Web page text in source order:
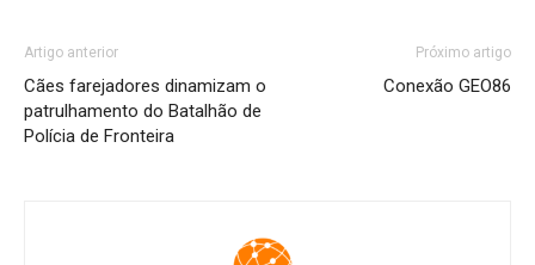
Artigo anterior
Cães farejadores dinamizam o
patrulhamento do Batalhão de
Polícia de Fronteira
Próximo artigo
Conexão GEO86